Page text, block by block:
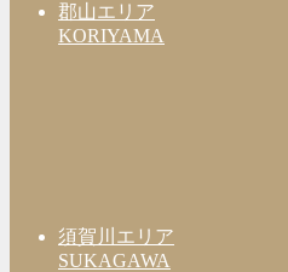
郡山エリア
KORIYAMA
須賀川エリア
SUKAGAWA